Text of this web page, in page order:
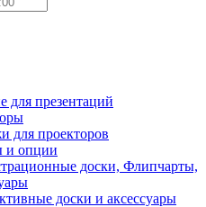
для презентаций
для проекторов
и опции
доски, Флипчарты,
доски и аксессуары